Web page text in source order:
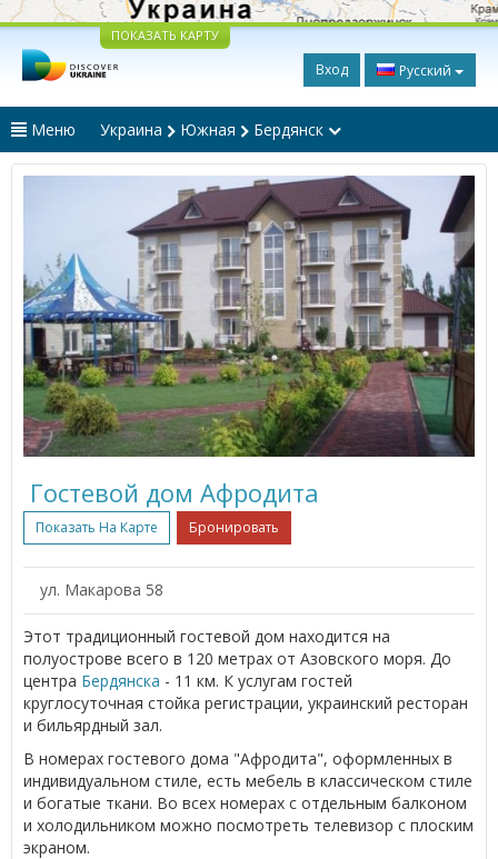
ПОКАЗАТЬ КАРТУ
Вход Русский
Меню Украина Южная Бердянск
Гостевой дом Афродита
Показать На Карте Бронировать
ул. Макарова 58
Этот традиционный гостевой дом находится на
полуострове всего в 120 метрах от Азовского моря. До
центра Бердянска - 11 км. К услугам гостей
круглосуточная стойка регистрации, украинский ресторан
и бильярдный зал.
В номерах гостевого дома "Афродита", оформленных в
индивидуальном стиле, есть мебель в классическом стиле
и богатые ткани. Во всех номерах с отдельным балконом
и холодильником можно посмотреть телевизор с плоским
экраном.